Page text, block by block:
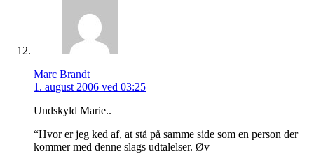
Marc Brandt
1. august 2006 ved 03:25
Undskyld Marie..
“Hvor er jeg ked af, at stå på samme side som en person der
kommer med denne slags udtalelser. Øv